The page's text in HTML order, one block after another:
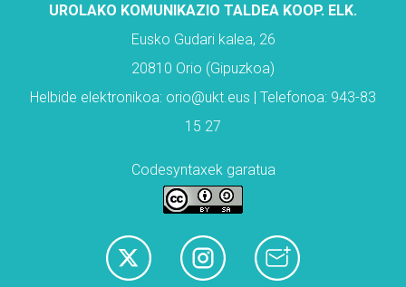
UROLAKO KOMUNIKAZIO TALDEA KOOP. ELK.
Eusko Gudari kalea, 26
20810 Orio (Gipuzkoa)
Helbide elektronikoa: orio@ukt.eus | Telefonoa: 943-83
15 27
Codesyntaxek garatua